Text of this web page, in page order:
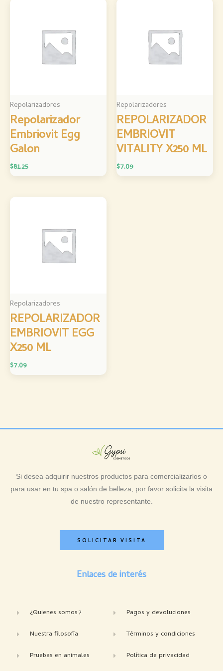
Repolarizadores
Repolarizador
Embriovit Egg
Galon
$81.25
Repolarizadores
REPOLARIZADOR
EMBRIOVIT
VITALITY X250 ML
$7.09
Repolarizadores
REPOLARIZADOR
EMBRIOVIT EGG
X250 ML
$7.09
Si desea adquirir nuestros productos para comercializarlos o
para usar en tu spa o salón de belleza, por favor solicita la visita
de nuestro representante.
SOLICITAR VISITA
Enlaces de interés
¿Quienes somos?
Nuestra filosofía
Pruebas en animales
Pagos y devoluciones
Términos y condiciones
Política de privacidad